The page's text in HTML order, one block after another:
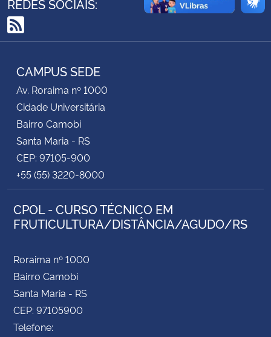
Controladoria-Geral da União
Secretaria-Geral
Secretaria de Governo
Gabinete de Segurança Institucional
Advocacia-Geral da União
Banco Central do Brasil
Planalto
RSS
CAMPUS SEDE
Av. Roraima nº 1000
Cidade Universitária
Bairro Camobi
Santa Maria - RS
CEP: 97105-900
+55 (55) 3220-8000
CPOL - CURSO TÉCNICO EM
FRUTICULTURA/DISTÂNCIA/AGUDO/RS
Roraima nº 1000
Bairro Camobi
Santa Maria - RS
CEP: 97105900
Telefone: